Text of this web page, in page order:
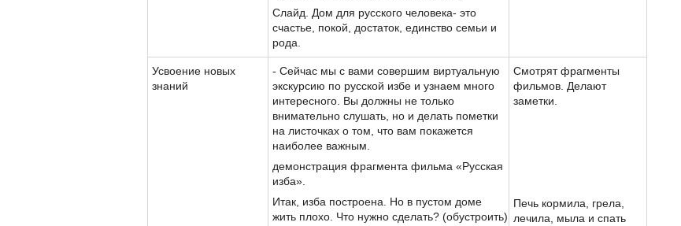
Слайд. Дом для русского человека- это
счастье, покой, достаток, единство семьи и
рода.
Усвоение новых
знаний
- Сейчас мы с вами совершим виртуальную
экскурсию по русской избе и узнаем много
интересного. Вы должны не только
внимательно слушать, но и делать пометки
на листочках о том, что вам покажется
наиболее важным.
демонстрация фрагмента фильма «Русская
изба».
Итак, изба построена. Но в пустом доме
жить плохо. Что нужно сделать? (обустроить)
Смотрят фрагменты
фильмов. Делают
заметки.
Печь кормила, грела,
лечила, мыла и спать